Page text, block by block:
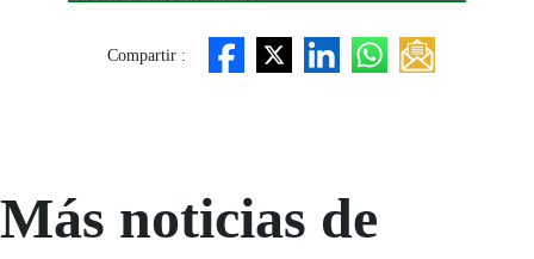
Compartir :
Más noticias de